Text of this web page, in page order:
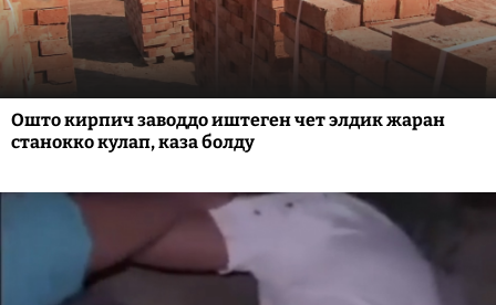
Ошто кирпич заводдо иштеген чет элдик жаран
станокко кулап, каза болду